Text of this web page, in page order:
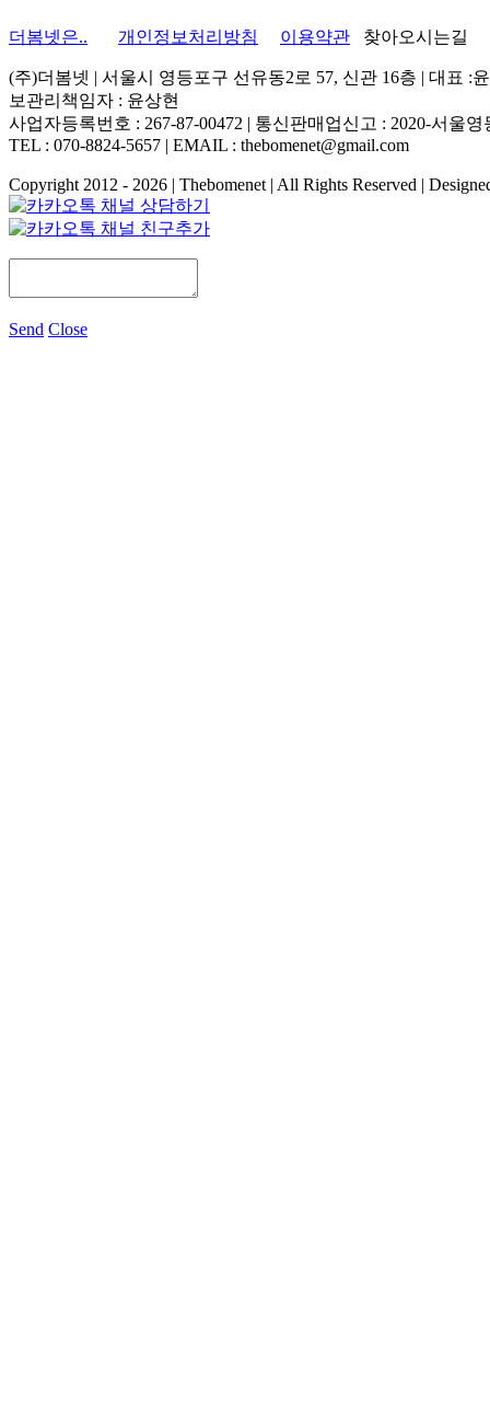
더봄넷은.. 개인정보처리방침 이용약관 찾아오시는길
(주)더봄넷 | 서울시 영등포구 선유동2로 57, 신관 16층 | 대표 :
보관리책임자 : 윤상현
사업자등록번호 : 267-87-00472 | 통신판매업신고 : 2020-서울영
TEL : 070-8824-5657 | EMAIL : thebomenet@gmail.com
Copyright 2012 - 2026 | Thebomenet | All Rights Reserved |
Send Close